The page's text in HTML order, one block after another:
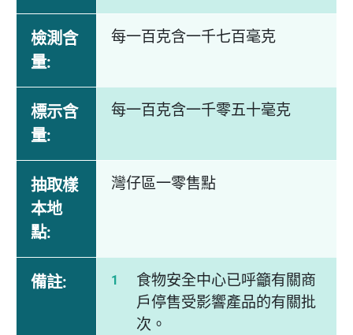
檢測含
量:
每一百克含一千七百毫克
標示含
量:
每一百克含一千零五十毫克
抽取樣
本地
點:
灣仔區一零售點
備註:
食物安全中心已呼籲有關商
戶停售受影響產品的有關批
次。